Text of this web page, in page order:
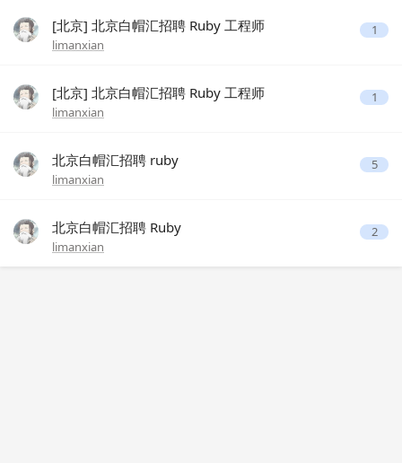
[北京] 北京白帽汇招聘 Ruby 工程师
limanxian
1
[北京] 北京白帽汇招聘 Ruby 工程师
limanxian
1
北京白帽汇招聘 ruby
limanxian
5
北京白帽汇招聘 Ruby
limanxian
2